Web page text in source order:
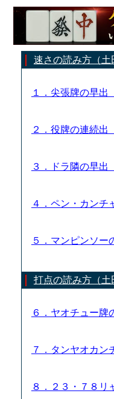
速さの読み方（土
１．尖張牌の早出
２．役牌の連続出
３．ドラ隣の早出
４．ペン・カン
５．マンピンソ
打点の読み方（土
６．ヤオチュー
７．タンヤオカ
８．２３・７８